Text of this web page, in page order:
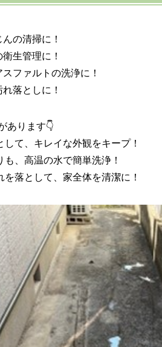
の清掃に！
生管理に！
ファルトの洗浄に！
落としに！
あります👇
て、キレイな外観をキープ！
、高温の水で簡単洗浄！
落として、家全体を清潔に！